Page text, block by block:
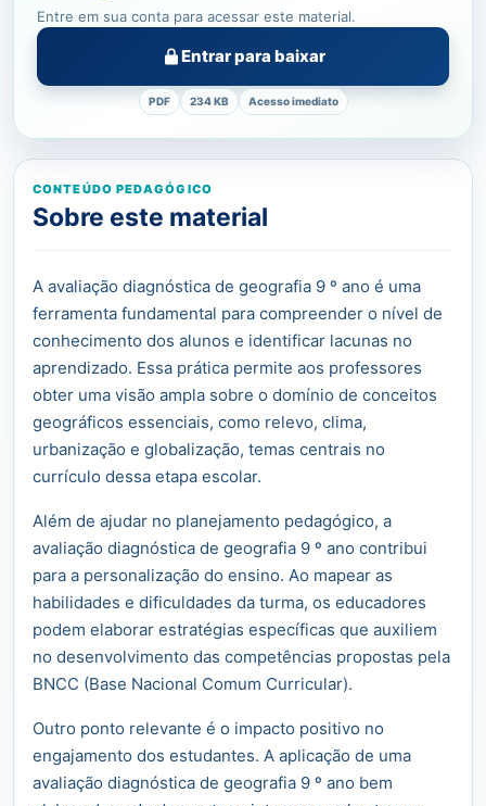
Entre em sua conta para acessar este material.
Entrar para baixar
PDF 234 KB Acesso imediato
CONTEÚDO PEDAGÓGICO
Sobre este material
A avaliação diagnóstica de geografia 9 º ano é uma
ferramenta fundamental para compreender o nível de
conhecimento dos alunos e identificar lacunas no
aprendizado. Essa prática permite aos professores
obter uma visão ampla sobre o domínio de conceitos
geográficos essenciais, como relevo, clima,
urbanização e globalização, temas centrais no
currículo dessa etapa escolar.
Além de ajudar no planejamento pedagógico, a
avaliação diagnóstica de geografia 9 º ano contribui
para a personalização do ensino. Ao mapear as
habilidades e dificuldades da turma, os educadores
podem elaborar estratégias específicas que auxiliem
no desenvolvimento das competências propostas pela
BNCC (Base Nacional Comum Curricular).
Outro ponto relevante é o impacto positivo no
engajamento dos estudantes. A aplicação de uma
avaliação diagnóstica de geografia 9 º ano bem